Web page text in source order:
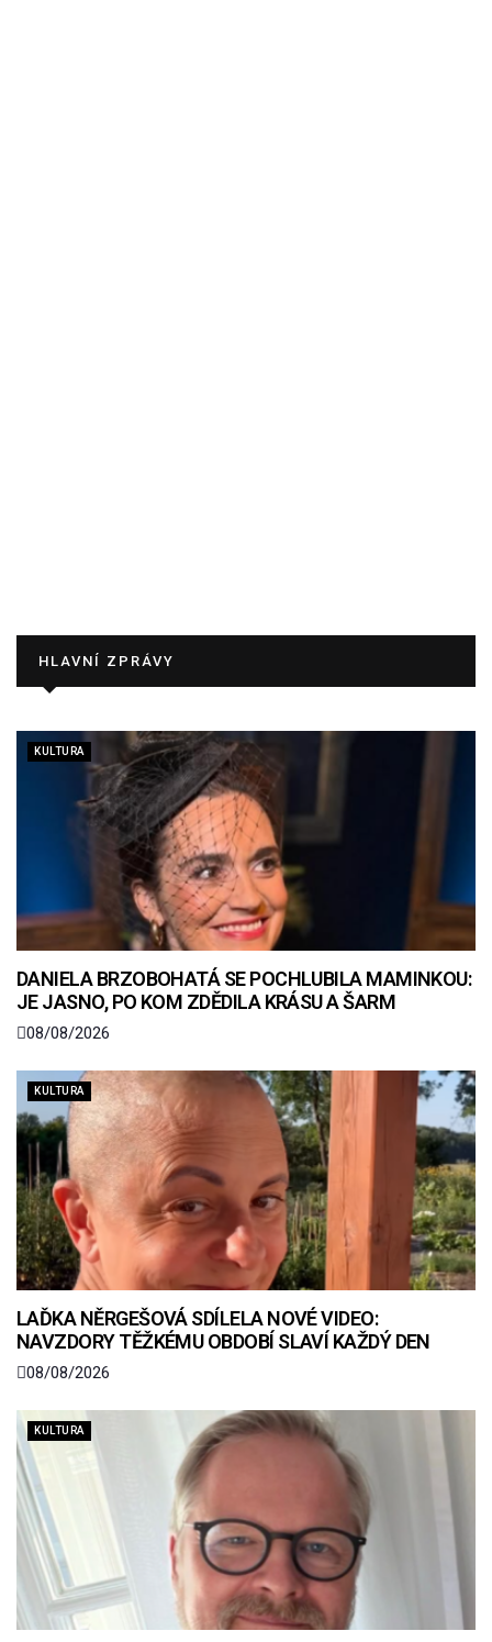
HLAVNÍ ZPRÁVY
KULTURA
DANIELA BRZOBOHATÁ SE POCHLUBILA MAMINKOU:
JE JASNO, PO KOM ZDĚDILA KRÁSU A ŠARM
08/08/2026
KULTURA
LAĎKA NĚRGEŠOVÁ SDÍLELA NOVÉ VIDEO:
NAVZDORY TĚŽKÉMU OBDOBÍ SLAVÍ KAŽDÝ DEN
08/08/2026
KULTURA